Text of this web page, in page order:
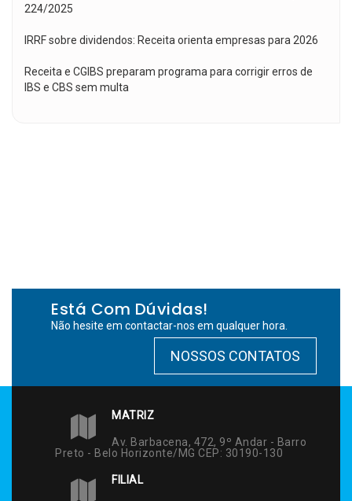
224/2025
IRRF sobre dividendos: Receita orienta empresas para 2026
Receita e CGIBS preparam programa para corrigir erros de
IBS e CBS sem multa
Está Com Dúvidas!
Não hesite em contactar-nos em qualquer hora.
NOSSOS CONTATOS
MATRIZ
Av. Barbacena, 472, 9º Andar - Barro
Preto - Belo Horizonte/MG CEP: 30190-130
FILIAL